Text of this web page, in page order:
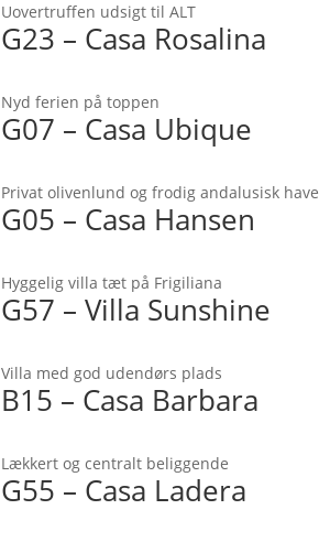
Uovertruffen udsigt til ALT
G23 – Casa Rosalina
Nyd ferien på toppen
G07 – Casa Ubique
Privat olivenlund og frodig andalusisk have
G05 – Casa Hansen
Hyggelig villa tæt på Frigiliana
G57 – Villa Sunshine
Villa med god udendørs plads
B15 – Casa Barbara
Lækkert og centralt beliggende
G55 – Casa Ladera